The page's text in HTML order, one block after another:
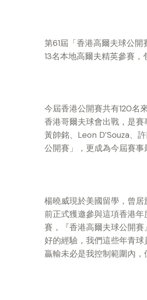
第61屆「香港高爾夫球公
13名本地高爾夫精英參賽，
今屆香港公開賽共有120名
香港哥爾夫球會出戰，是賽
黃帥銘、Leon D’Souza、
公開賽」，更成為今屆賽事
楊曉威現於美國留學，曾
前正式獲邀參與這項香港
賽，『香港高爾夫球公開
好的經驗，我們這些年青
贏輸未必是我控制範圍內，